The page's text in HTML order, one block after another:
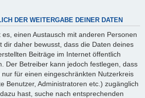
DER WEITERGABE DEINER DATEN
einen Austausch mit anderen Personen
dir daher bewusst, dass die Daten deines
Beiträge im Internet öffentlich
Der Betreiber kann jedoch festlegen, dass
für einen eingeschränkten Nutzerkreis
Benutzer, Administratoren etc.) zugänglich
hast, suche nach entsprechenden